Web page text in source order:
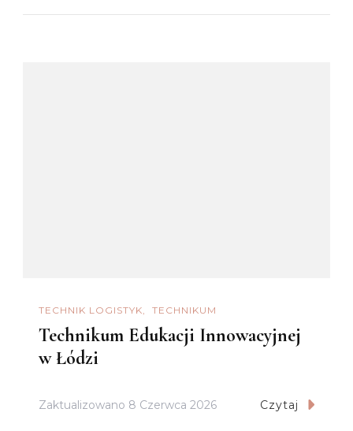
TECHNIK LOGISTYK TECHNIKUM
Technikum Edukacji Innowacyjnej
w Łódzi
Zaktualizowano 8 Czerwca 2026 Czytaj